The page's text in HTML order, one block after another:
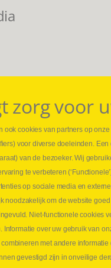
set
slangen
zorg voor
ook cookies van partners op
voor diverse doeleinden.
van de bezoeker. Wij
te verbeteren
op sociale media en
noodzakelijk om de website
Niet-functionele cookies
over uw gebruik van
met andere
gevestigd zijn in onveilige